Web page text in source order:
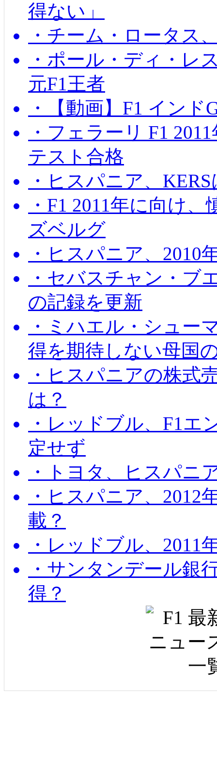
得ない」
・チーム・ロータス
・ポール・ディ・レ
元F1王者
・【動画】F1 イン
・フェラーリ F1
テスト合格
・ヒスパニア、
・F1 2011年に向け
ズベルグ
・ヒスパニア、2010
・セバスチャン・ブ
の記録を更新
・ミハエル・シュー
得を期待しない母国
・ヒスパニアの株式
は？
・レッドブル、F1エ
定せず
・トヨタ、ヒスパニ
・ヒスパニア、2012
載？
・レッドブル、2011
・サンタンデール銀
得？